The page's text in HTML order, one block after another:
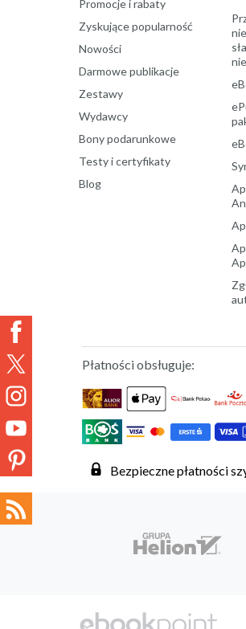
Promocje i rabaty
Zyskujące popularność
Nowości
Darmowe publikacje
Zestawy
Wydawcy
Bony podarunkowe
Testy i certyfikaty
Blog
Płatności obsługuje:
Bezpieczne płatności